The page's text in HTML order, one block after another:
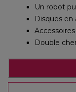
Un robot
Disques en
Double